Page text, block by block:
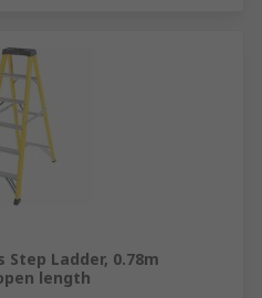
Step Ladder, 0.78m
length